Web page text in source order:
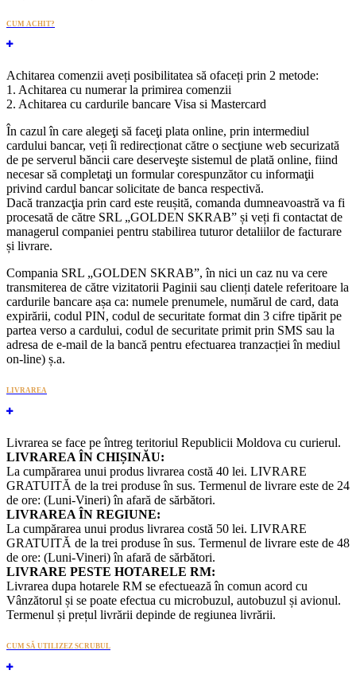
CUM ACHIT?
Achitarea comenzii aveți posibilitatea să ofaceți prin 2 metode:
1. Achitarea cu numerar la primirea comenzii
2. Achitarea cu cardurile bancare Visa si Mastercard
În cazul în care alegeţi să faceţi plata online, prin intermediul
cardului bancar, veți îi redirecționat către o secţiune web securizată
de pe serverul băncii care deserveşte sistemul de plată online, fiind
necesar să completaţi un formular corespunzător cu informaţii
privind cardul bancar solicitate de banca respectivă.
Dacă tranzacţia prin card este reușită, comanda dumneavoastră va fi
procesată de către SRL „GOLDEN SKRAB” și veți fi contactat de
managerul companiei pentru stabilirea tuturor detaliilor de facturare
și livrare.
Compania SRL „GOLDEN SKRAB”, în nici un caz nu va cere
transmiterea de către vizitatorii Paginii sau clienți datele referitoare la
cardurile bancare așa ca: numele prenumele, numărul de card, data
expirării, codul PIN, codul de securitate format din 3 cifre tipărit pe
partea verso a cardului, codul de securitate primit prin SMS sau la
adresa de e-mail de la bancă pentru efectuarea tranzacției în mediul
on-line) ș.a.
LIVRAREA
Livrarea se face pe întreg teritoriul Republicii Moldova cu curierul.
LIVRAREA ÎN CHIȘINĂU:
La cumpărarea unui produs livrarea costă 40 lei. LIVRARE
GRATUITĂ de la trei produse în sus. Termenul de livrare este de 24
de ore: (Luni-Vineri) în afară de sărbători.
LIVRAREA ÎN REGIUNE:
La cumpărarea unui produs livrarea costă 50 lei. LIVRARE
GRATUITĂ de la trei produse în sus. Termenul de livrare este de 48
de ore: (Luni-Vineri) în afară de sărbători.
LIVRARE PESTE HOTARELE RM:
Livrarea dupa hotarele RM se efectuează în comun acord cu
Vânzătorul și se poate efectua cu microbuzul, autobuzul și avionul.
Termenul și prețul livrării depinde de regiunea livrării.
CUM SĂ UTILIZEZ SCRUBUL